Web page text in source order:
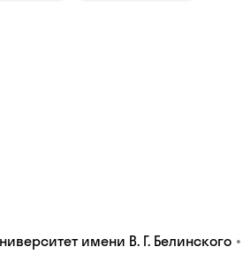
имени В. Г. Белинского •